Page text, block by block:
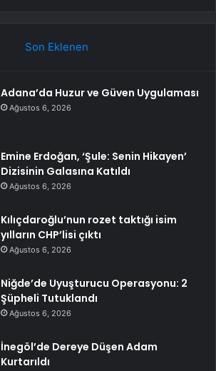
Son Eklenen
Adana’da Huzur ve Güven Uygulaması
Ağustos 6, 2026
Emine Erdoğan, ‘Şule: Senin Hikayen’
Dizisinin Galasına Katıldı
Ağustos 6, 2026
Kılıçdaroğlu’nun rozet taktığı isim
yılların CHP’lisi çıktı
Ağustos 6, 2026
Niğde’de Uyuşturucu Operasyonu: 2
Şüpheli Tutuklandı
Ağustos 6, 2026
İnegöl’de Dereye Düşen Adam
Kurtarıldı